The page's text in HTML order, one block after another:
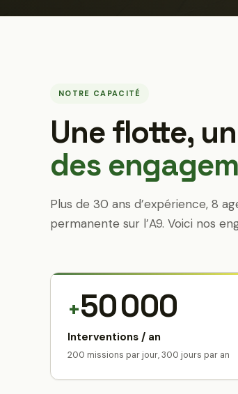
NOTRE CAPACITÉ
Une flotte,
des
Plus de 30 ans d’expérience, 8
permanente sur l’A9. Voici nos
+50 000
Interventions / an
200 missions par jour, 300 jours par an